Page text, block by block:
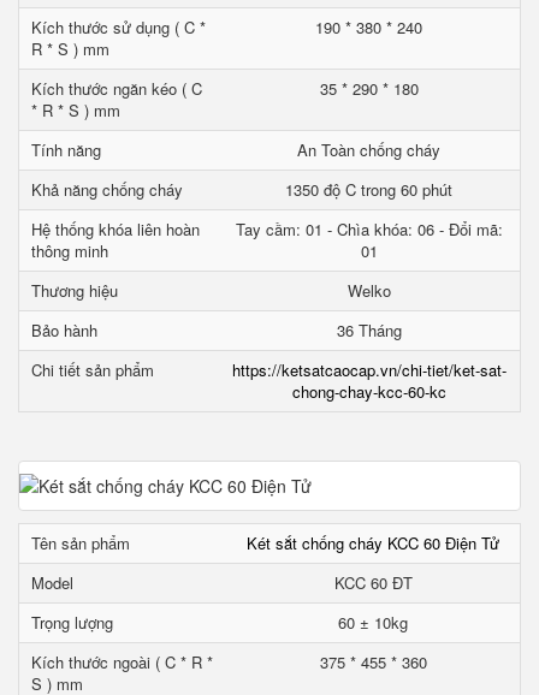
Kích thước sử dụng ( C *
R * S ) mm
190 * 380 * 240
Kích thước ngăn kéo ( C
* R * S ) mm
35 * 290 * 180
Tính năng
An Toàn chống cháy
Khả năng chống cháy
1350 độ C trong 60 phút
Hệ thống khóa liên hoàn
thông minh
Tay cầm: 01 - Chìa khóa: 06 - Đổi mã:
01
Thương hiệu
Welko
Bảo hành
36 Tháng
Chi tiết sản phẩm
https://ketsatcaocap.vn/chi-tiet/ket-sat-
chong-chay-kcc-60-kc
Tên sản phẩm
Két sắt chống cháy KCC 60 Điện Tử
Model
KCC 60 ĐT
Trọng lượng
60 ± 10kg
Kích thước ngoài ( C * R *
S ) mm
375 * 455 * 360